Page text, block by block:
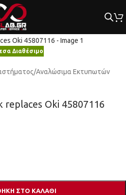
Διαθέσιμο
/Αναλώσιμα Εκτυπωτών
replaces Oki 45807116
ΣΤΟ ΚΑΛΆΘΙ